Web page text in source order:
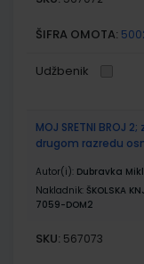
ŠIFRA OMOTA:
Udžbenik
MOJ SRETNI
drugom razredu
Autor(i): Dubravka
Nakladnik: ŠKOLSKA
7059-DOM2
SKU: 567073